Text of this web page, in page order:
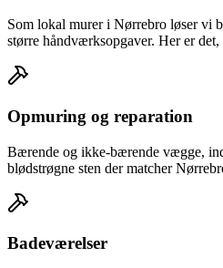
Som lokal murer i Nørrebro løser vi
større håndværksopgaver. Her er
Opmuring og reparation
Bærende og ikke-bærende vægge,
blødstrøgne sten der matcher
Badeværelser